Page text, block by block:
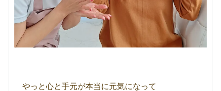
やっと心と手元が本当に元気になって